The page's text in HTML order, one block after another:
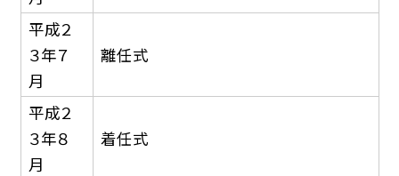
平成２
３年７
月
離任式
平成２
３年８
月
着任式